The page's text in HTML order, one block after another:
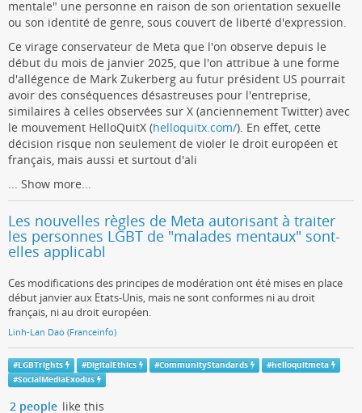
mentale" une personne en raison de son orientation sexuelle
ou son identité de genre, sous couvert de liberté d'expression.
Ce virage conservateur de Meta que l'on observe depuis le
début du mois de janvier 2025, que l'on attribue à une forme
d'allégence de Mark Zukerberg au futur président US pourrait
avoir des conséquences désastreuses pour l'entreprise,
similaires à celles observées sur X (anciennement Twitter) avec
le mouvement HelloQuitX (helloquitx.com/). En effet, cette
décision risque non seulement de violer le droit européen et
français, mais aussi et surtout d'ali
... Show more...
Les nouvelles règles de Meta autorisant à traiter
les personnes LGBT de "malades mentaux" sont-
elles applicabl
Ces modifications des principes de modération ont été mises en place
début janvier aux Etats-Unis, mais ne sont conformes ni au droit
français, ni au droit européen.
Linh-Lan Dao (Franceinfo)
#LGBTrights #DigitalEthics #CommunityStandards #helloquitmeta
#SocialMediaExodus
2 people like this